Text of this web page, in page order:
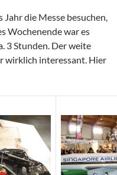
die Messe besuchen,
Wochenende war es
3 Stunden. Der weite
wirklich interessant. Hier